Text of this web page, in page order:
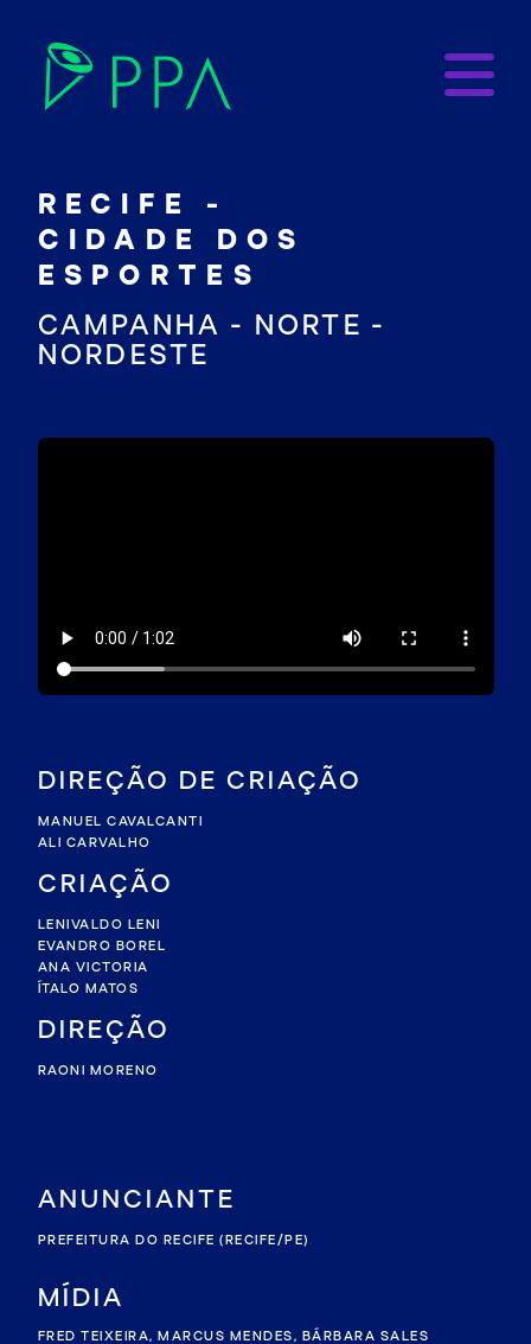
RECIFE -
CIDADE DOS
ESPORTES
CAMPANHA - NORTE -
NORDESTE
DIREÇÃO DE CRIAÇÃO
MANUEL CAVALCANTI
ALI CARVALHO
CRIAÇÃO
LENIVALDO LENI
EVANDRO BOREL
ANA VICTORIA
ÍTALO MATOS
DIREÇÃO
RAONI MORENO
ANUNCIANTE
PREFEITURA DO RECIFE(RECIFE/PE)
MÍDIA
FRED TEIXEIRA,MARCUS MENDES, BÁRBARA SALES